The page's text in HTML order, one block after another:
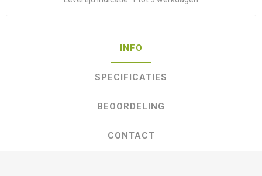
INFO
SPECIFICATIES
BEOORDELING
CONTACT